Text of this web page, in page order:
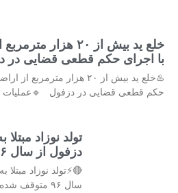
خلع ید بیش از ۲۰
با اجرای حکم قطعی قضایی در
♨️خلع ید بیش از ۲۰ هزار
حکم قطعی قضایی در دزفول 🔹عملیات
تولد نوزاد
دزفول از سال ۹۶ متوقف شده است
🔴⚡تولد نوزاد
سال ۹۶